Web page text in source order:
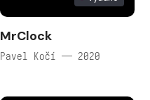
MrClock
Pavel Kočí — 2020